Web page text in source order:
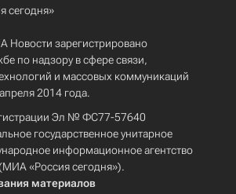
сегодня»
Новости зарегистрировано
по надзору в сфере связи,
и массовых коммуникаций
2014 года.
Эл № ФС77-57640
государственное унитарное
информационное агентство
«Россия сегодня»).
материалов